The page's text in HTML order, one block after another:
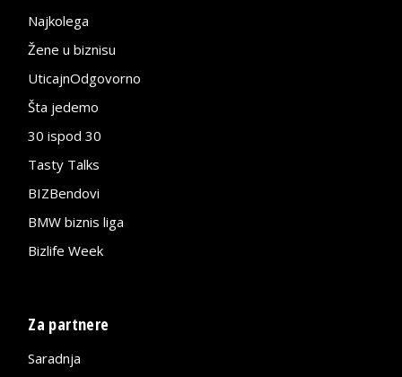
Najkolega
Žene u biznisu
UticajnOdgovorno
Šta jedemo
30 ispod 30
Tasty Talks
BIZBendovi
BMW biznis liga
Bizlife Week
Za partnere
Saradnja